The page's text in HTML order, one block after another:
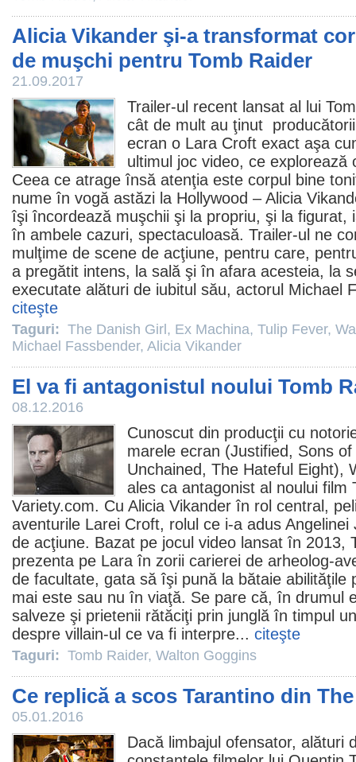
Alicia Vikander şi-a transformat
de muşchi pentru Tomb Raider
21.09.2017
Trailer-ul recent lansat al lui
cât de mult au ţinut
ecran o Lara Croft exact aşa
ultimul joc video, ce explorează
Ceea ce atrage însă atenţia este corpul bine
nume în vogă astăzi la Hollywood – Alicia
îşi încordează muşchii şi la propriu, şi la figurat,
în ambele cazuri, spectaculoasă. Trailer-ul ne
mulţime de scene de acţiune, pentru care,
a pregătit intens, la sală şi în afara acesteia, la
executate alături de iubitul său, actorul Michael
citeşte
Taguri: The Danish Girl , Ex Machina, Tulip Fever,
Michael Fassbender, Alicia Vikander
El va fi antagonistul noului Tomb
08.12.2016
Cunoscut din producţii cu
marele ecran (Justified, Sons
Unchained, The Hateful Eight),
ales ca antagonist al noului film
Variety.com. Cu Alicia Vikander în rol central,
aventurile Larei Croft, rolul ce i-a adus
de acţiune. Bazat pe jocul video lansat în 2013,
prezenta pe Lara în zorii carierei de arheolog-
de facultate, gata să îşi pună la bătaie abilităţile
mai este sau nu în viaţă. Se pare că, în drumul
salveze şi prietenii rătăciţi prin junglă în timpul
despre villain-ul ce va fi interpre... citeşte
Taguri: Tomb Raider, Walton Goggins
Ce replică a scos Tarantino din
05.01.2016
Dacă limbajul ofensator, alături